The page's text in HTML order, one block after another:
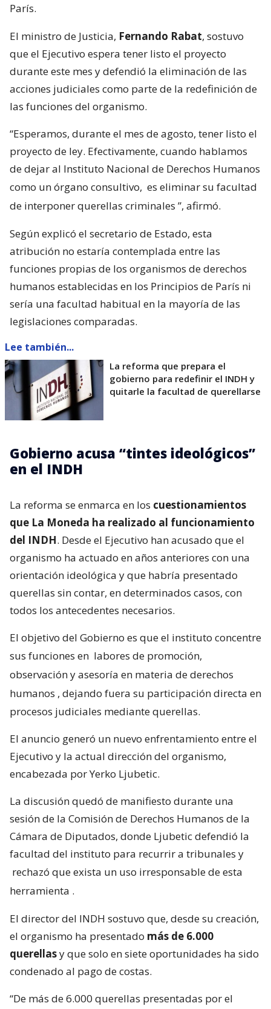
París.
El ministro de Justicia, Fernando Rabat, sostuvo
que el Ejecutivo espera tener listo el proyecto
durante este mes y defendió la eliminación de las
acciones judiciales como parte de la redefinición de
las funciones del organismo.
“Esperamos, durante el mes de agosto, tener listo el
proyecto de ley. Efectivamente, cuando hablamos
de dejar al Instituto Nacional de Derechos Humanos
como un órgano consultivo, es eliminar su facultad
de interponer querellas criminales ”, afirmó.
Según explicó el secretario de Estado, esta
atribución no estaría contemplada entre las
funciones propias de los organismos de derechos
humanos establecidas en los Principios de París ni
sería una facultad habitual en la mayoría de las
legislaciones comparadas.
Lee también...
La reforma que prepara el
gobierno para redefinir el INDH y
quitarle la facultad de querellarse
Gobierno acusa “tintes ideológicos”
en el INDH
La reforma se enmarca en los cuestionamientos
que La Moneda ha realizado al funcionamiento
del INDH. Desde el Ejecutivo han acusado que el
organismo ha actuado en años anteriores con una
orientación ideológica y que habría presentado
querellas sin contar, en determinados casos, con
todos los antecedentes necesarios.
El objetivo del Gobierno es que el instituto concentre
sus funciones en labores de promoción,
observación y asesoría en materia de derechos
humanos , dejando fuera su participación directa en
procesos judiciales mediante querellas.
El anuncio generó un nuevo enfrentamiento entre el
Ejecutivo y la actual dirección del organismo,
encabezada por Yerko Ljubetic.
La discusión quedó de manifiesto durante una
sesión de la Comisión de Derechos Humanos de la
Cámara de Diputados, donde Ljubetic defendió la
facultad del instituto para recurrir a tribunales y
rechazó que exista un uso irresponsable de esta
herramienta .
El director del INDH sostuvo que, desde su creación,
el organismo ha presentado más de 6.000
querellasy que solo en siete oportunidades ha sido
condenado al pago de costas.
“De más de 6.000 querellas presentadas por el